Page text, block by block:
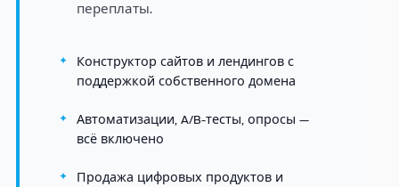
переплаты.
Конструктор сайтов и лендингов с
поддержкой собственного домена
Автоматизации, A/B-тесты, опросы —
всё включено
Продажа цифровых продуктов и